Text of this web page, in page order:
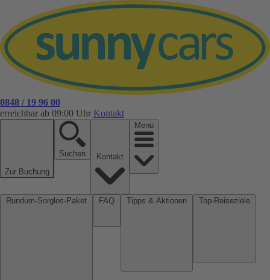
0848 / 19 96 00
erreichbar ab 09:00 Uhr Kontakt
Zur Buchung
Suchen
Menü